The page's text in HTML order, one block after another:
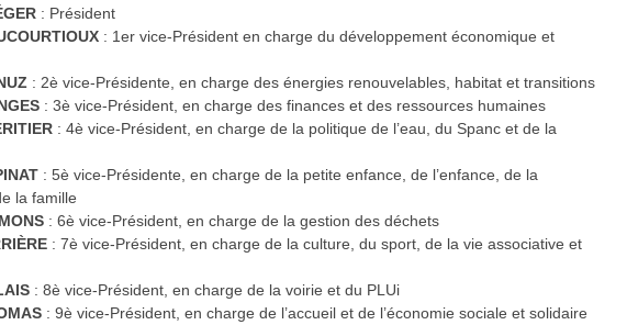
: Président
: 1er vice-Président en charge du développement économique et
: 2è vice-Présidente, en charge des énergies renouvelables, habitat et transitions
: 3è vice-Président, en charge des finances et des ressources humaines
: 4è vice-Président, en charge de la politique de l’eau, du Spanc et de la
: 5è vice-Présidente, en charge de la petite enfance, de l’enfance, de la
la famille
: 6è vice-Président, en charge de la gestion des déchets
: 7è vice-Président, en charge de la culture, du sport, de la vie associative et
: 8è vice-Président, en charge de la voirie et du PLUi
: 9è vice-Président, en charge de l’accueil et de l’économie sociale et solidaire